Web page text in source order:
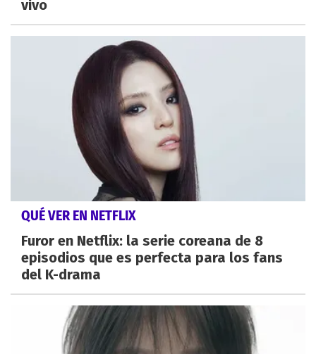
vivo
QUÉ VER EN NETFLIX
Furor en Netflix: la serie coreana de 8
episodios que es perfecta para los fans
del K-drama